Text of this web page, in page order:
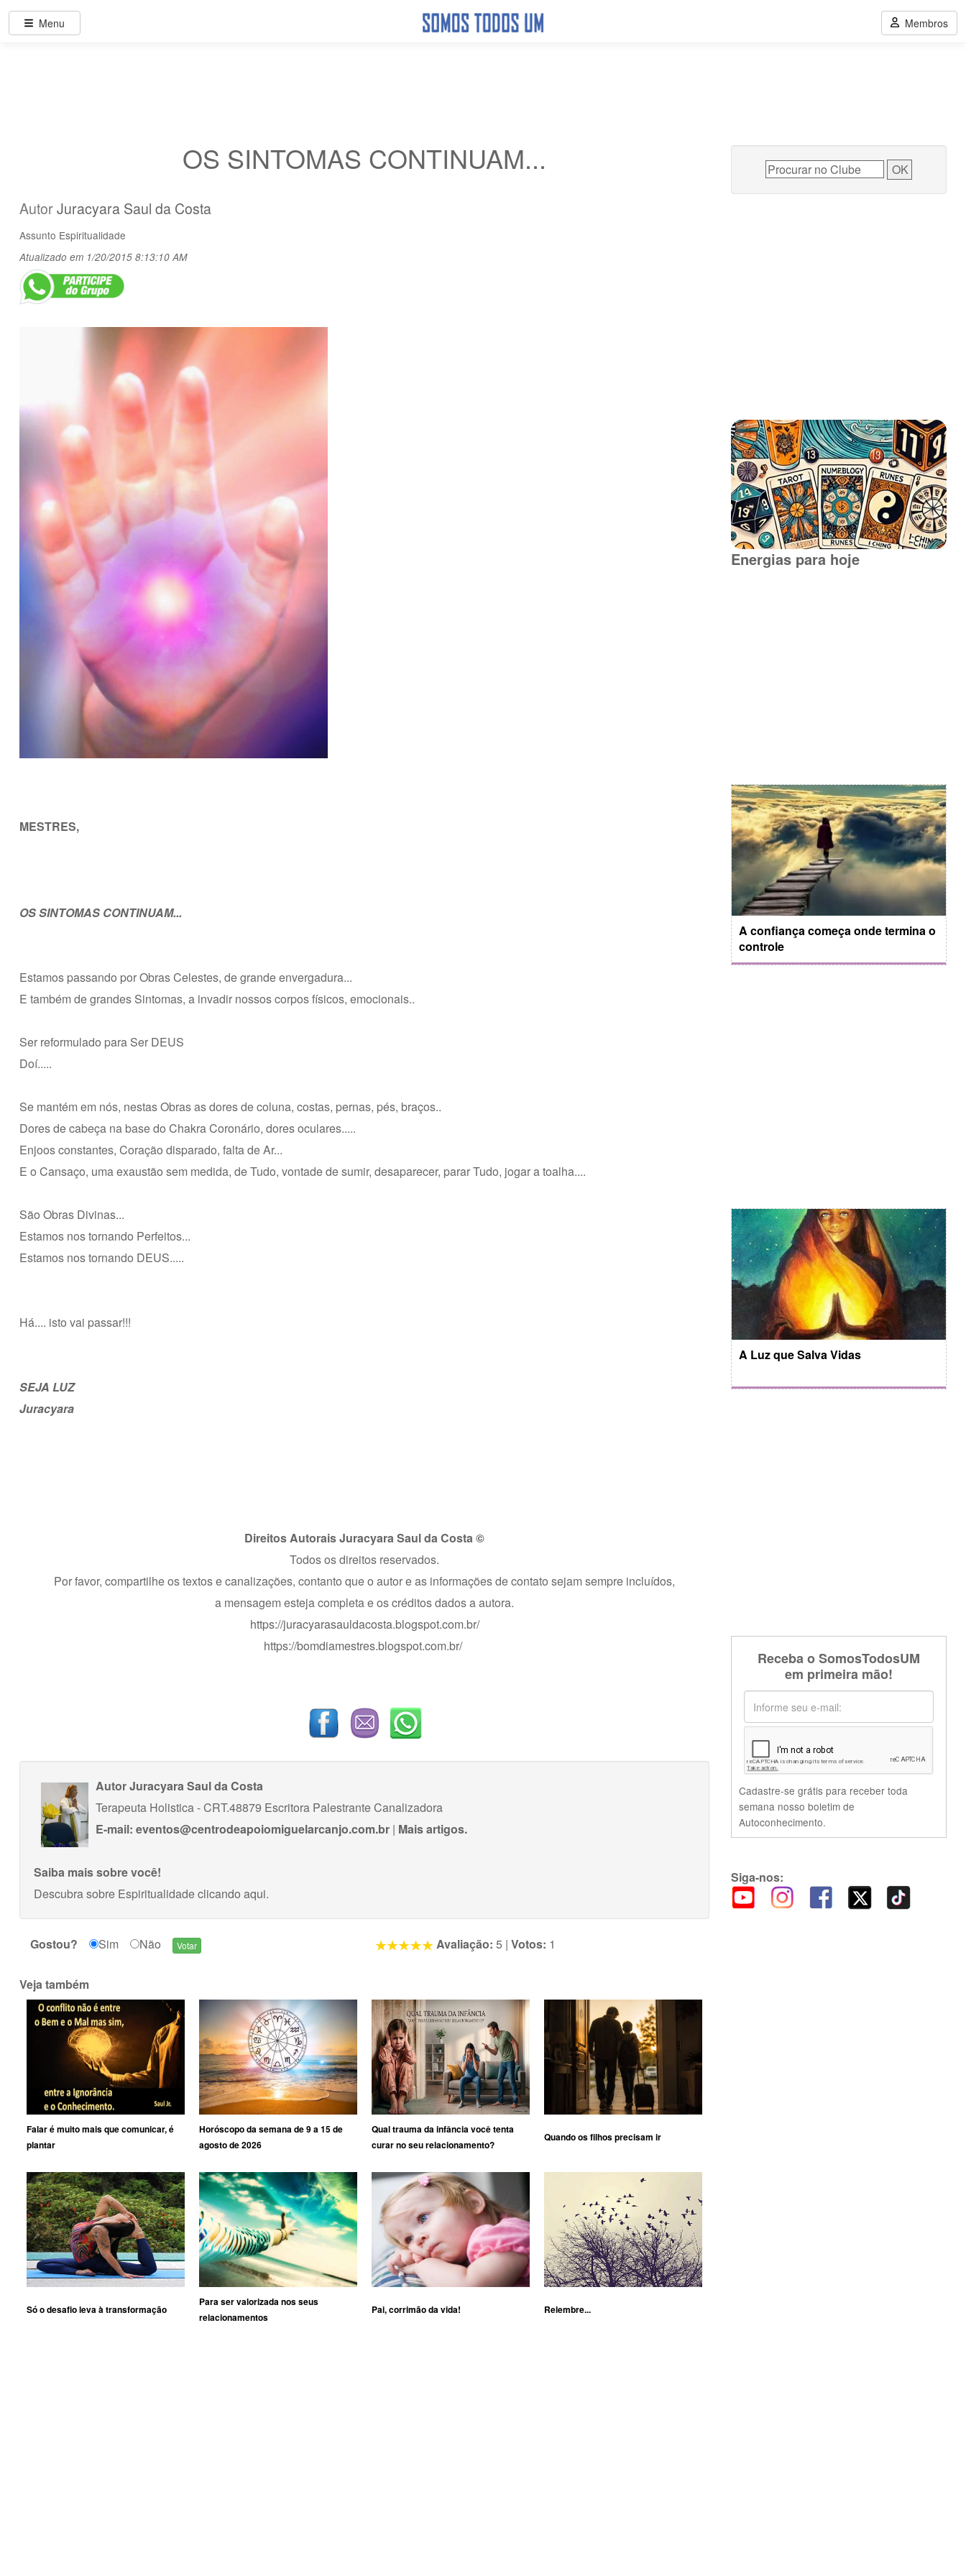
OS SINTOMAS CONTINUAM...
AutorJuracyara Saul da Costa
Assunto Espiritualidade
Atualizado em 1/20/2015 8:13:10 AM
MESTRES,
OS SINTOMAS CONTINUAM...
Estamos passando por Obras Celestes, de grande envergadura...
E também de grandes Sintomas, a invadir nossos corpos físicos, emocionais..
Ser reformulado para Ser DEUS
Doí.....
Se mantém em nós, nestas Obras as dores de coluna, costas, pernas, pés, braços..
Dores de cabeça na base do Chakra Coronário, dores oculares.....
Enjoos constantes, Coração disparado, falta de Ar...
E o Cansaço, uma exaustão sem medida, de Tudo, vontade de sumir, desaparecer, parar Tudo, jogar a toalha....
São Obras Divinas...
Estamos nos tornando Perfeitos...
Estamos nos tornando DEUS.....
Há.... isto vai passar!!!
SEJA LUZ
Juracyara
Direitos Autorais Juracyara Saul da Costa ©
Todos os direitos reservados.
Por favor, compartilhe os textos e canalizações, contanto que o autor e as informações de contato sejam sempre incluídos,
a mensagem esteja completa e os créditos dados a autora.
https://juracyarasauldacosta.blogspot.com.br/
https://bomdiamestres.blogspot.com.br/
AutorJuracyara Saul da Costa
Terapeuta Holistica - CRT.48879 Escritora Palestrante Canalizadora
E-mail: eventos@centrodeapoiomiguelarcanjo.com.br | Mais artigos.
Saiba mais sobre você!
Descubra sobre Espiritualidadeclicando aqui.
Gostou? Sim Não Avaliação: 5 | Votos: 1
Veja também
Falar é muito mais que comunicar, é
plantar
Horóscopo da semana de 9 a 15 de
agosto de 2026
Qual trauma da infância você tenta
curar no seu relacionamento?
Quando os filhos precisam ir
Só o desafio leva à transformação
Para ser valorizada nos seus
relacionamentos
Pai, corrimão da vida! Relembre...
Energias para hoje
A confiança começa onde termina o
controle
A Luz que Salva Vidas
Receba o SomosTodosUM
em primeira mão!
Cadastre-se grátis para receber toda
semana nosso boletim de
Autoconhecimento.
Siga-nos:
Menu Membros